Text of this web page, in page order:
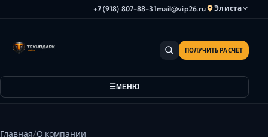
+7 (918) 807-88-31mail@vip26.ru Элиста
Анапа
МЕНЮ
ПОЛУЧИТЬ РАСЧЕТ
Главная О компании